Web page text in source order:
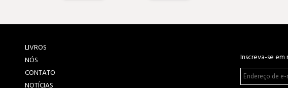
LIVROS
NÓS
CONTATO
NOTÍCIAS
Inscreva-se